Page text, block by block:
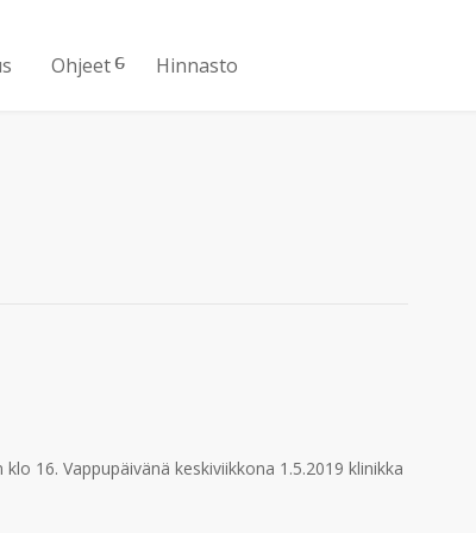
Ohjeet Hinnasto
16. Vappupäivänä keskiviikkona 1.5.2019 klinikka